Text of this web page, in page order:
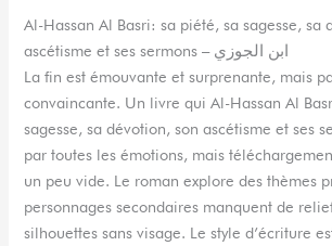
Al-Hassan Al Basri: sa piété, sa sagesse, sa
ascétisme et ses sermons – ابن الجوزي
La fin est émouvante et surprenante, mais
convaincante. Un livre qui Al-Hassan Al
sagesse, sa dévotion, son ascétisme et ses
par toutes les émotions, mais
un peu vide. Le roman explore des thèmes
personnages secondaires manquent de
silhouettes sans visage. Le style d’écriture